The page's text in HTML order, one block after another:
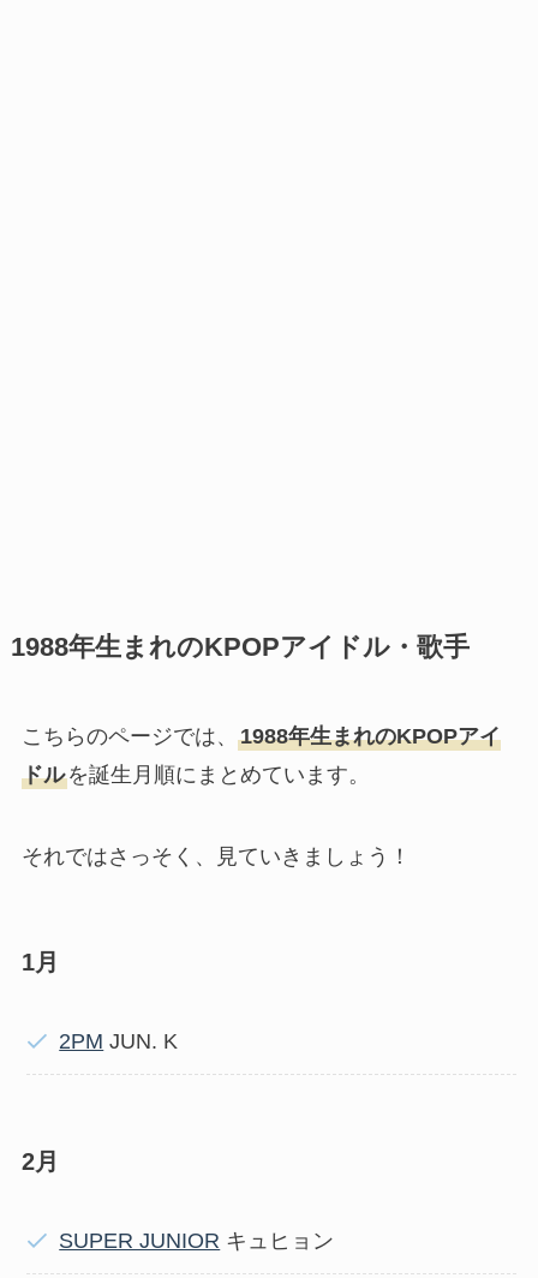
1988年生まれのKPOPアイドル・歌手
こちらのページでは、 1988年生まれのKPOPアイ
ドルを誕生月順にまとめています。
それではさっそく、見ていきましょう！
1月
2PM JUN. K
2月
SUPER JUNIOR キュヒョン